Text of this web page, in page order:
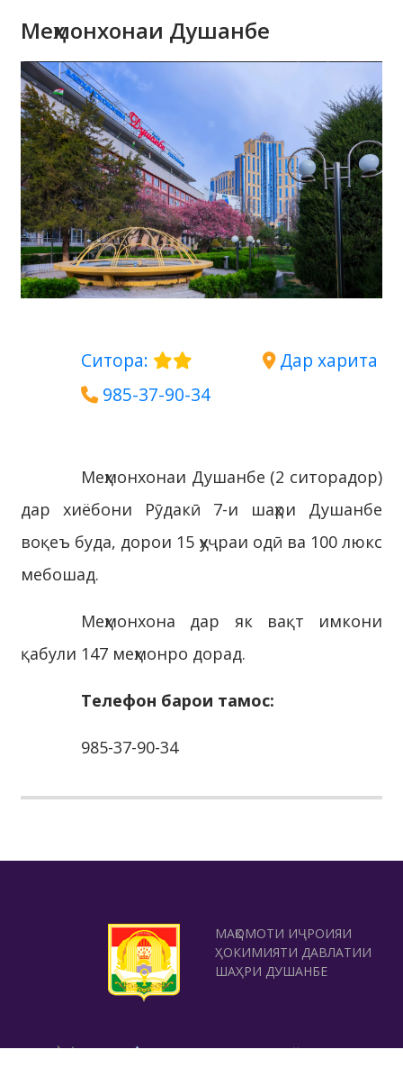
Меҳмонхонаи Душанбе
Ситора:
Дар харита
985-37-90-34
Меҳмонхонаи Душанбе (2 ситорадор)
дар хиёбони Рӯдакӣ 7-и шаҳри Душанбе
воқеъ буда, дорои 15 ҳуҷраи одӣ ва 100 люкс
мебошад.
Меҳмонхона дар як вақт имкони
қабули 147 меҳмонро дорад.
Телефон барои тамос:
985-37-90-34
МАҚОМОТИ ИҶРОИЯИ
ҲОКИМИЯТИ ДАВЛАТИИ
ШАҲРИ ДУШАНБЕ